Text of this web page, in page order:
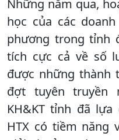
Những năm qua,
học của các
phương trong tỉnh
tích cực cả về số
được những thành
đợt tuyên truyền
KH&KT tỉnh đã
HTX có tiềm năng